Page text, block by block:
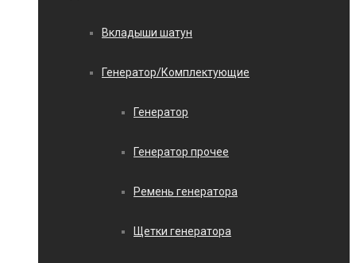
Вкладыши шатун
Генератор/Комплектующие
Генератор
Генератор прочее
Ремень генератора
Щетки генератора